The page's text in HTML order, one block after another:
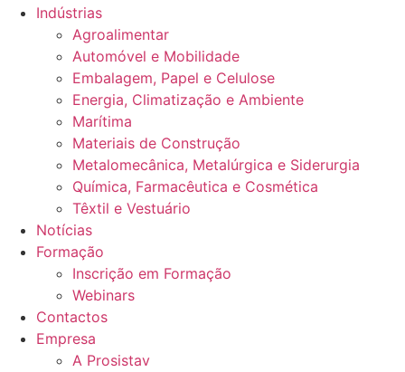
Indústrias
Agroalimentar
Automóvel e Mobilidade
Embalagem, Papel e Celulose
Energia, Climatização e Ambiente
Marítima
Materiais de Construção
Metalomecânica, Metalúrgica e Siderurgia
Química, Farmacêutica e Cosmética
Têxtil e Vestuário
Notícias
Formação
Inscrição em Formação
Webinars
Contactos
Empresa
A Prosistav